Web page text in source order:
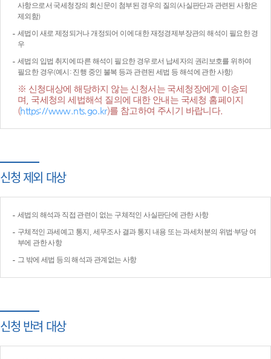
사항으로서 국세청장의 회신문이 첨부된 경우의 질의(사실판단과 관련된 사항은
제외함)
세법이 새로 제정되거나 개정되어 이에 대한 재정경제부장관의 해석이 필요한 경
우
세법의 입법 취지에 따른 해석이 필요한 경우로서 납세자의 권리보호를 위하여
필요한 경우(예시: 진행 중인 불복 등과 관련된 세법 등 해석에 관한 사항)
※ 신청대상에 해당하지 않는 신청서는 국세청장에게 이송되
며, 국세청의 세법해석 질의에 대한 안내는 국세청 홈페이지
(https://www.nts.go.kr)를 참고하여 주시기 바랍니다.
신청 제외 대상
세법의 해석과 직접 관련이 없는 구체적인 사실판단에 관한 사항
구체적인 과세예고 통지, 세무조사 결과 통지 내용 또는 과세처분의 위법·부당 여
부에 관한 사항
그 밖에 세법 등의 해석과 관계없는 사항
신청 반려 대상